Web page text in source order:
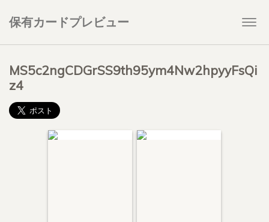
保有カードプレビュー
MS5c2ngCDGrSS9th95ym4Nw2hpyyFsQi
z4